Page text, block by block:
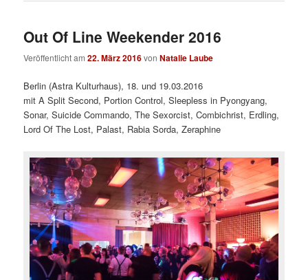
Out Of Line Weekender 2016
Veröffentlicht am22. März 2016vonNatalie Laube
Berlin (Astra Kulturhaus), 18. und 19.03.2016
mit A Split Second, Portion Control, Sleepless in Pyongyang,
Sonar, Suicide Commando, The Sexorcist, Combichrist, Erdling,
Lord Of The Lost, Palast, Rabia Sorda, Zeraphine